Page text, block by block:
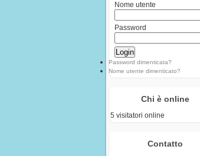
Nome utente
Password
Password dimenticata?
Nome utente dimenticato?
Chi è online
5 visitatori online
Contatto